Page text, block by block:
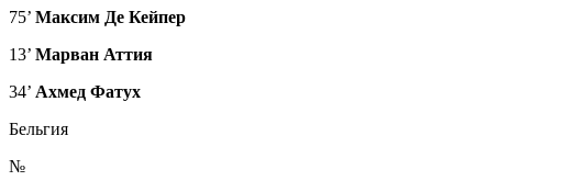
75’ Максим Де Кейпер
13’ Марван Аттия
34’ Ахмед Фатух
Бельгия
№